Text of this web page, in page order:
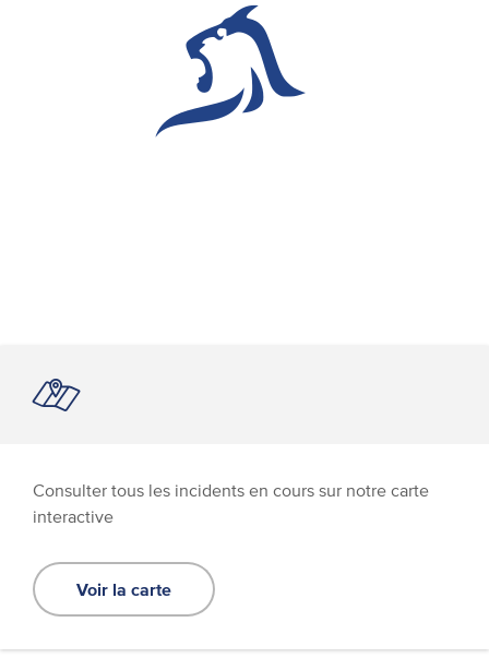
Consulter tous les incidents en cours sur notre carte
interactive
Voir la carte